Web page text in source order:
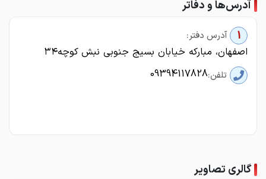
آدرس‌ها و دفاتر
1
آدرس دفتر:
اصفهان، مبارکه خیابان بسیج جنوبی نبش کوچه۳۴
تلفن:09394117828
گالری تصاویر